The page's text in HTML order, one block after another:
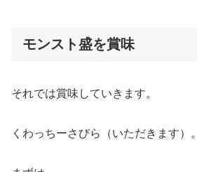
モンスト盛を賞味
それでは賞味していきます。
くわっちーさびら（いただきます）。